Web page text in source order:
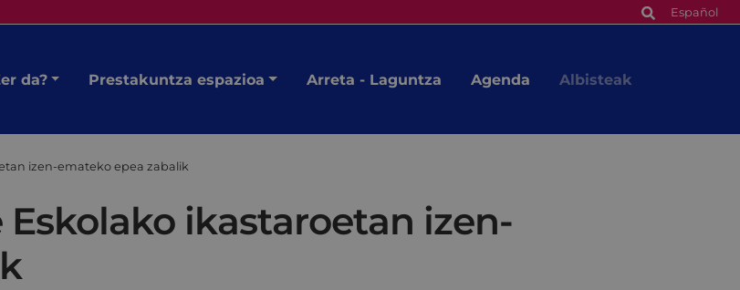
Español
da? Prestakuntza espazioa Arreta - Laguntza Agenda Albisteak
izen-emateko epea zabalik
ikastaroetan izen-